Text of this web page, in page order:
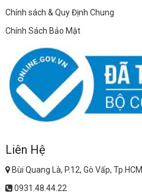
Chính sách & Quy Định Chung
Chính Sách Bảo Mật
Liên Hệ
Bùi Quang Là, P.12, Gò Vấp, Tp.HCM
0931.48.44.22